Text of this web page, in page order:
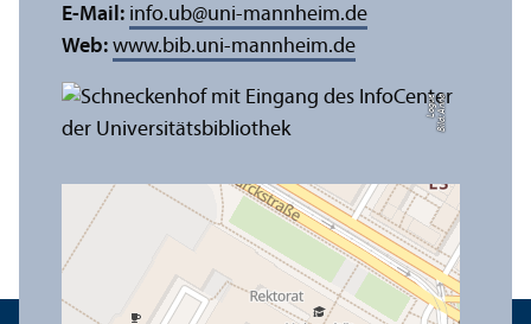
Bil
d:
A
n
n
a
L
o
g
u
e
E-Mail: info.ub@uni-mannheim.de
Web: www.bib.uni-mannheim.de